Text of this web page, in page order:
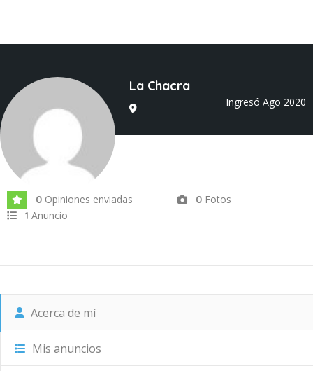
La Chacra
Ingresó Ago 2020
0 Opiniones enviadas 0 Fotos
1 Anuncio
Acerca de mí
Mis anuncios